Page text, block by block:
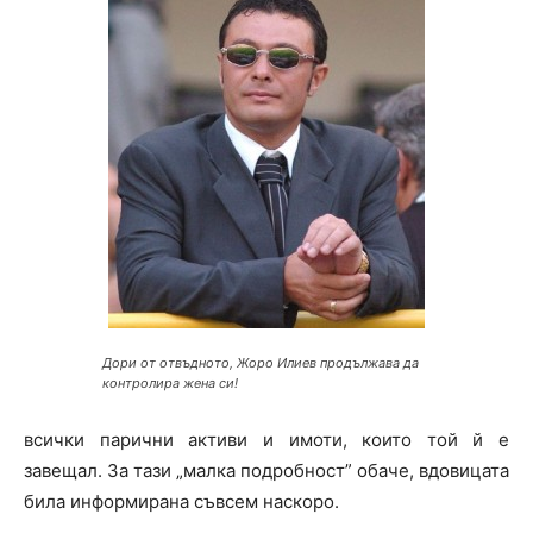
Дори от отвъдното, Жоро Илиев продължава да
контролира жена си!
всички парични активи и имоти, които той й е
завещал. За тази „малка подробност” обаче, вдовицата
била информирана съвсем наскоро.